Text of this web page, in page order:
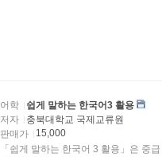
어학
쉽게 말하는 한국어3 활용
저자
충북대학교 국제교류원
판매가
15,000
「쉽게 말하는 한국어 3 활용」은 중